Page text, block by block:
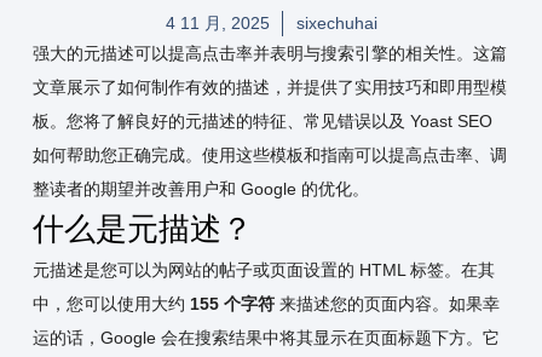
4 11 月, 2025
sixechuhai
强大的元描述可以提高点击率并表明与搜索引擎的相关性。这篇
文章展示了如何制作有效的描述，并提供了实用技巧和即用型模
板。您将了解良好的元描述的特征、常见错误以及 Yoast SEO
如何帮助您正确完成。使用这些模板和指南可以提高点击率、调
整读者的期望并改善用户和 Google 的优化。
什么是元描述？
元描述是您可以为网站的帖子或页面设置的 HTML 标签。在其
中，您可以使用大约 155 个字符来描述您的页面内容。如果幸
运的话，Google 会在搜索结果中将其显示在页面标题下方。它